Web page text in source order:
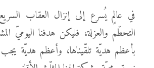
في عالمٍ يُسرع إلى إنزال العقاب
التحطّم والعزلة، فليكن هدفنا اليوميّ
بأعظم هديّة تلقّيناها، وأعظم هديّة يجب